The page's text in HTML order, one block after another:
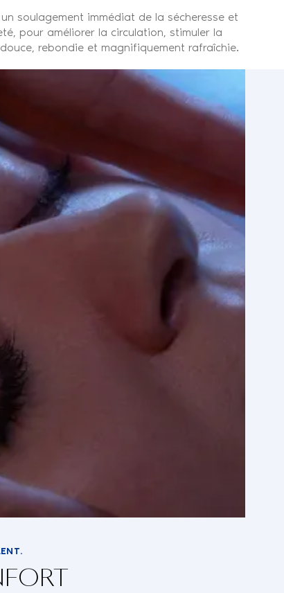
soulagement immédiat de la sécheresse et
pour améliorer la circulation, stimuler la
rebondie et magnifiquement rafraîchie.